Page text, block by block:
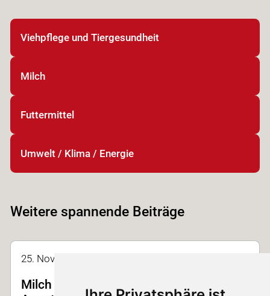
Viehpflege und Tiergesundheit
Milch
Futtermittel
Umwelt / Klima / Energie
Weitere spannende Beiträge
25. Nov. 2023 14:00 - 14:20 | Halle 2, Forum
Milch oder Daten, was war zuerst? Keine